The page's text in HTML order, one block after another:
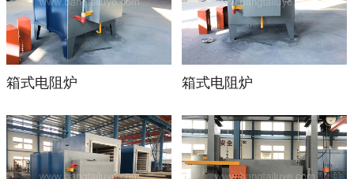
箱式电阻炉 箱式电阻炉